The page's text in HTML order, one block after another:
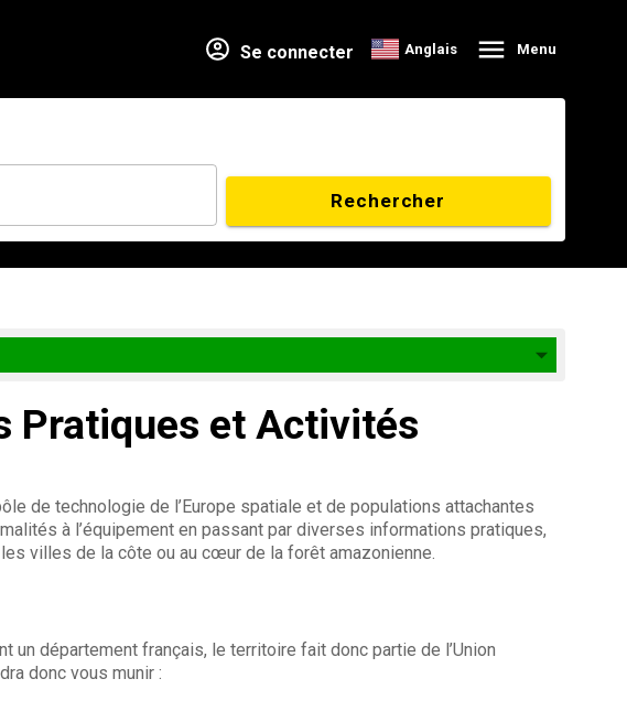
Se connecter Anglais Menu
Rechercher
Pratiques et Activités
de technologie de l’Europe spatiale et de populations attachantes
à l’équipement en passant par diverses informations pratiques,
villes de la côte ou au cœur de la forêt amazonienne.
un département français, le territoire fait donc partie de l’Union
donc vous munir :